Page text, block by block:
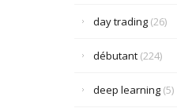
day trading(26)
débutant(224)
deep learning(5)